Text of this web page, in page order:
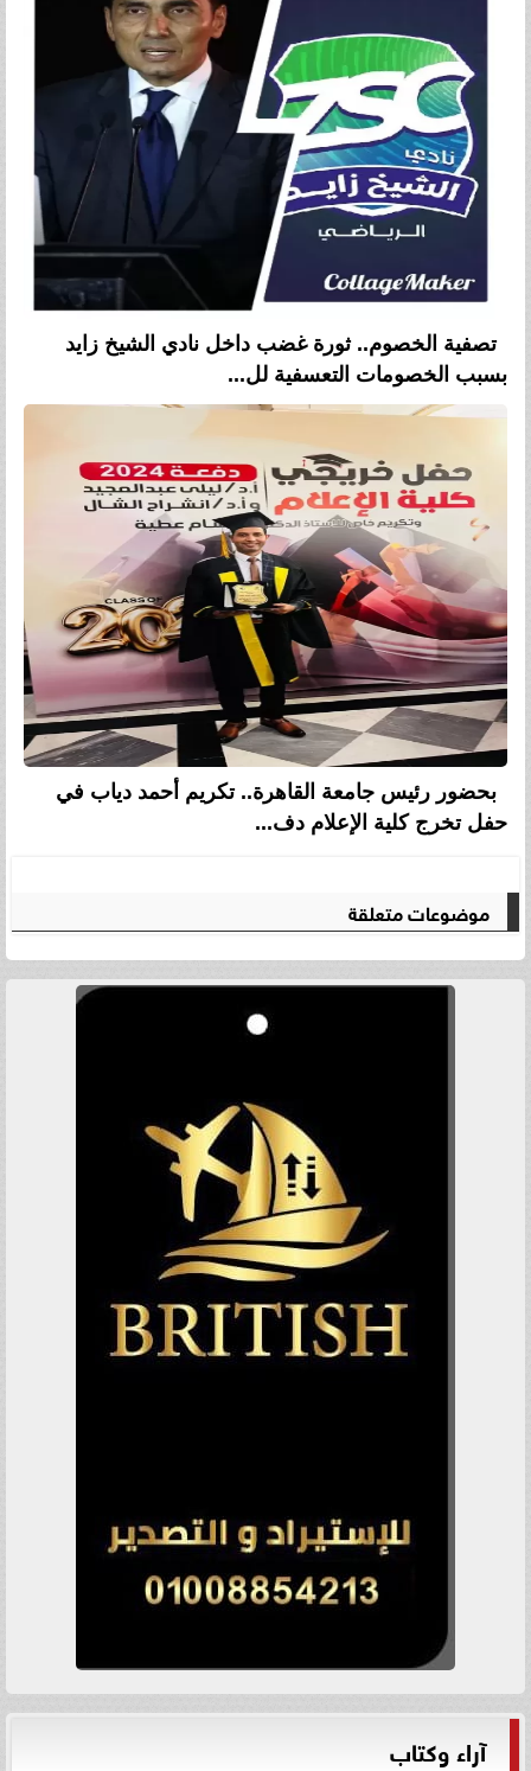
تصفية الخصوم.. ثورة غضب داخل نادي الشيخ زايد
بسبب الخصومات التعسفية لل...
بحضور رئيس جامعة القاهرة.. تكريم أحمد دياب في
حفل تخرج كلية الإعلام دف...
موضوعات متعلقة
آراء وكتاب